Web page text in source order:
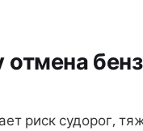
отмена
риск судорог,